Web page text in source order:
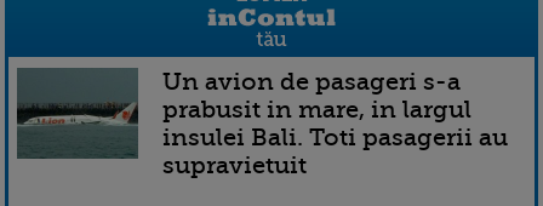
Un avion de pasageri s-a
prabusit in mare, in largul
insulei Bali. Toti pasagerii au
supravietuit